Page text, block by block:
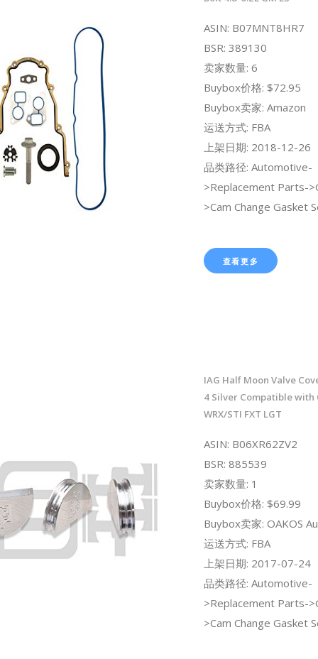
ASIN: B07MNT8HR7
BSR: 389130
卖家数量: 6
Buybox价格: $72.95
Buybox卖家: Amazon
运送方式: FBA
上架日期: 2018-12-26
品类路径: Automotive-
>Replacement Parts-
>Cam Change Gasket
查看更多
IAG Half Moon Valve
4 Silver Compatible with
WRX/STI FXT LGT
ASIN: B06XR62ZV2
BSR: 885539
卖家数量: 1
Buybox价格: $69.99
Buybox卖家: OAKOS
运送方式: FBA
上架日期: 2017-07-24
品类路径: Automotive-
>Replacement Parts-
>Cam Change Gasket